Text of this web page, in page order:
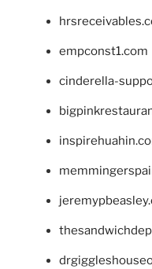
empconst1.com
cinderella-